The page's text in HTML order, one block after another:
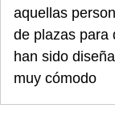
aquellas
de plazas para
han sido
muy cómodo